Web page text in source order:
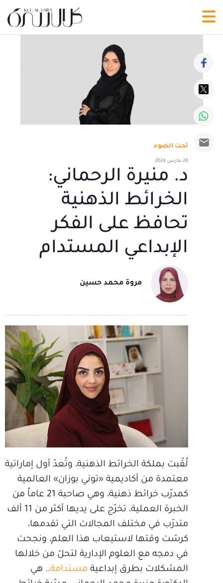
تحت الضوء
24 مارس 2024
د. منيرة الرحماني:
الخرائط الذهنية
تحافظ على الفكر
الإبداعي المستدام
مروة محمد حسين
لُقّبت بملكة الخرائط الذهنية، وتُعدّ أول إماراتية
معتمدة من أكاديمية «توني بوزان» العالمية
كمدرّب خرائط ذهنية، وهي صاحبة 21 عاماً من
الخبرة العملية، تخرّج على يديها أكثر من 11 ألف
متدرّب في مختلف المجالات التي تقدمها،
كرسّت وقتها لاستيعاب هذا العلم، ونجحت
في دمجه مع العلوم الإدارية لتحلّ من خلالها
المشكلات بطرق إبداعية مستدامة.. هي